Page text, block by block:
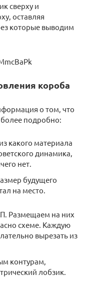
сверху и
оставляя
которые выводим
короба
о том, что
подробно:
какого материала
динамика,
нет.
будущего
на место.
Размещаем на них
схеме. Каждую
вырезать из
контурам,
лобзик.